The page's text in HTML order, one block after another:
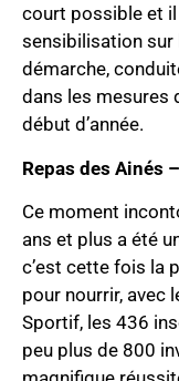
court possible et il
sensibilisation sur
démarche,
dans les mesures
début d’année.
Repas des Ainés
Ce moment
ans et plus a été
c’est cette fois la
pour nourrir, avec
Sportif, les 436
peu plus de 800